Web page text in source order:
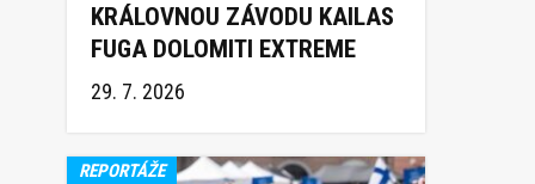
KRÁLOVNOU ZÁVODU KAILAS
FUGA DOLOMITI EXTREME
TRAIL 2026
29. 7. 2026
REPORTÁŽE